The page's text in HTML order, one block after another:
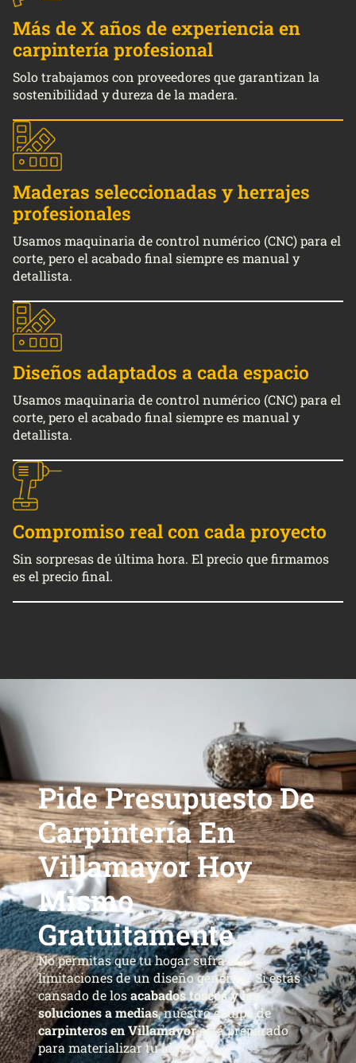
Más de X años de experiencia en
carpintería profesional
Solo trabajamos con proveedores que garantizan la
sostenibilidad y dureza de la madera.
Maderas seleccionadas y herrajes
profesionales
Usamos maquinaria de control numérico (CNC) para el
corte, pero el acabado final siempre es manual y
detallista.
Diseños adaptados a cada espacio
Usamos maquinaria de control numérico (CNC) para el
corte, pero el acabado final siempre es manual y
detallista.
Compromiso real con cada proyecto
Sin sorpresas de última hora. El precio que firmamos
es el precio final.
Pide Presupuesto De
Carpintería En
Villamayor Hoy
Mismo
Gratuitamente
No permitas que tu hogar sufra las
limitaciones de un diseño genérico. Si estás
cansado de losacabados toscos y las
soluciones a medias, nuestro equipo de
carpinteros en Villamayorestá preparado
para materializar tu idea.